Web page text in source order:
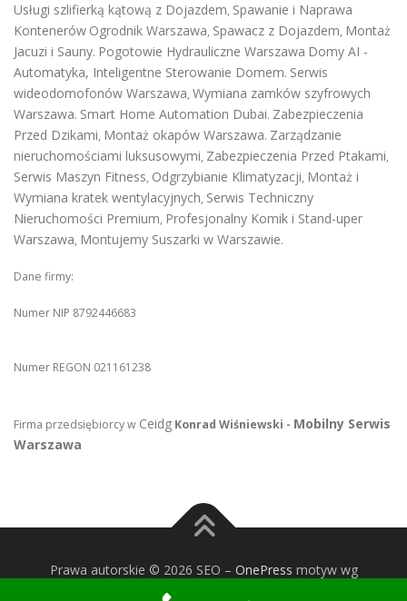
Usługi szlifierką kątową z Dojazdem, Spawanie i Naprawa
Kontenerów Ogrodnik Warszawa, Spawacz z Dojazdem, Montaż
Jacuzi i Sauny. Pogotowie Hydrauliczne Warszawa Domy AI -
Automatyka, Inteligentne Sterowanie Domem. Serwis
wideodomofonów Warszawa, Wymiana zamków szyfrowych
Warszawa. Smart Home Automation Dubai. Zabezpieczenia
Przed Dzikami, Montaż okapów Warszawa. Zarządzanie
nieruchomościami luksusowymi, Zabezpieczenia Przed Ptakami,
Serwis Maszyn Fitness, Odgrzybianie Klimatyzacji, Montaż i
Wymiana kratek wentylacyjnych, Serwis Techniczny
Nieruchomości Premium, Profesjonalny Komik i Stand-uper
Warszawa, Montujemy Suszarki w Warszawie.
Dane firmy:
Numer NIP 8792446683
Numer REGON 021161238
Firma przedsiębiorcy w Ceidg Konrad Wiśniewski - Mobilny Serwis
Warszawa
Prawa autorskie © 2026 SEO – OnePress motyw wg
FameThemes